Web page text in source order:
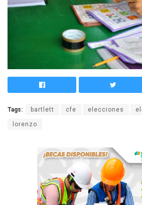
Tags: bartlett cfe elecciones
lorenzo